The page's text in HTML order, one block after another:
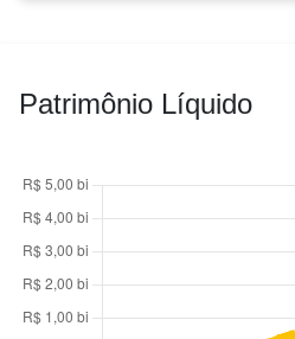
Patrimônio Líquido